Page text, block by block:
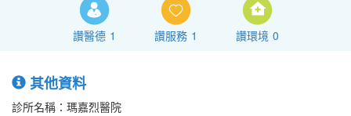
讚醫德 1 讚服務 1 讚環境 0
其他資料
診所名稱：瑪嘉烈醫院